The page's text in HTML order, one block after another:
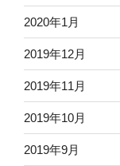
2020年1月
2019年12月
2019年11月
2019年10月
2019年9月